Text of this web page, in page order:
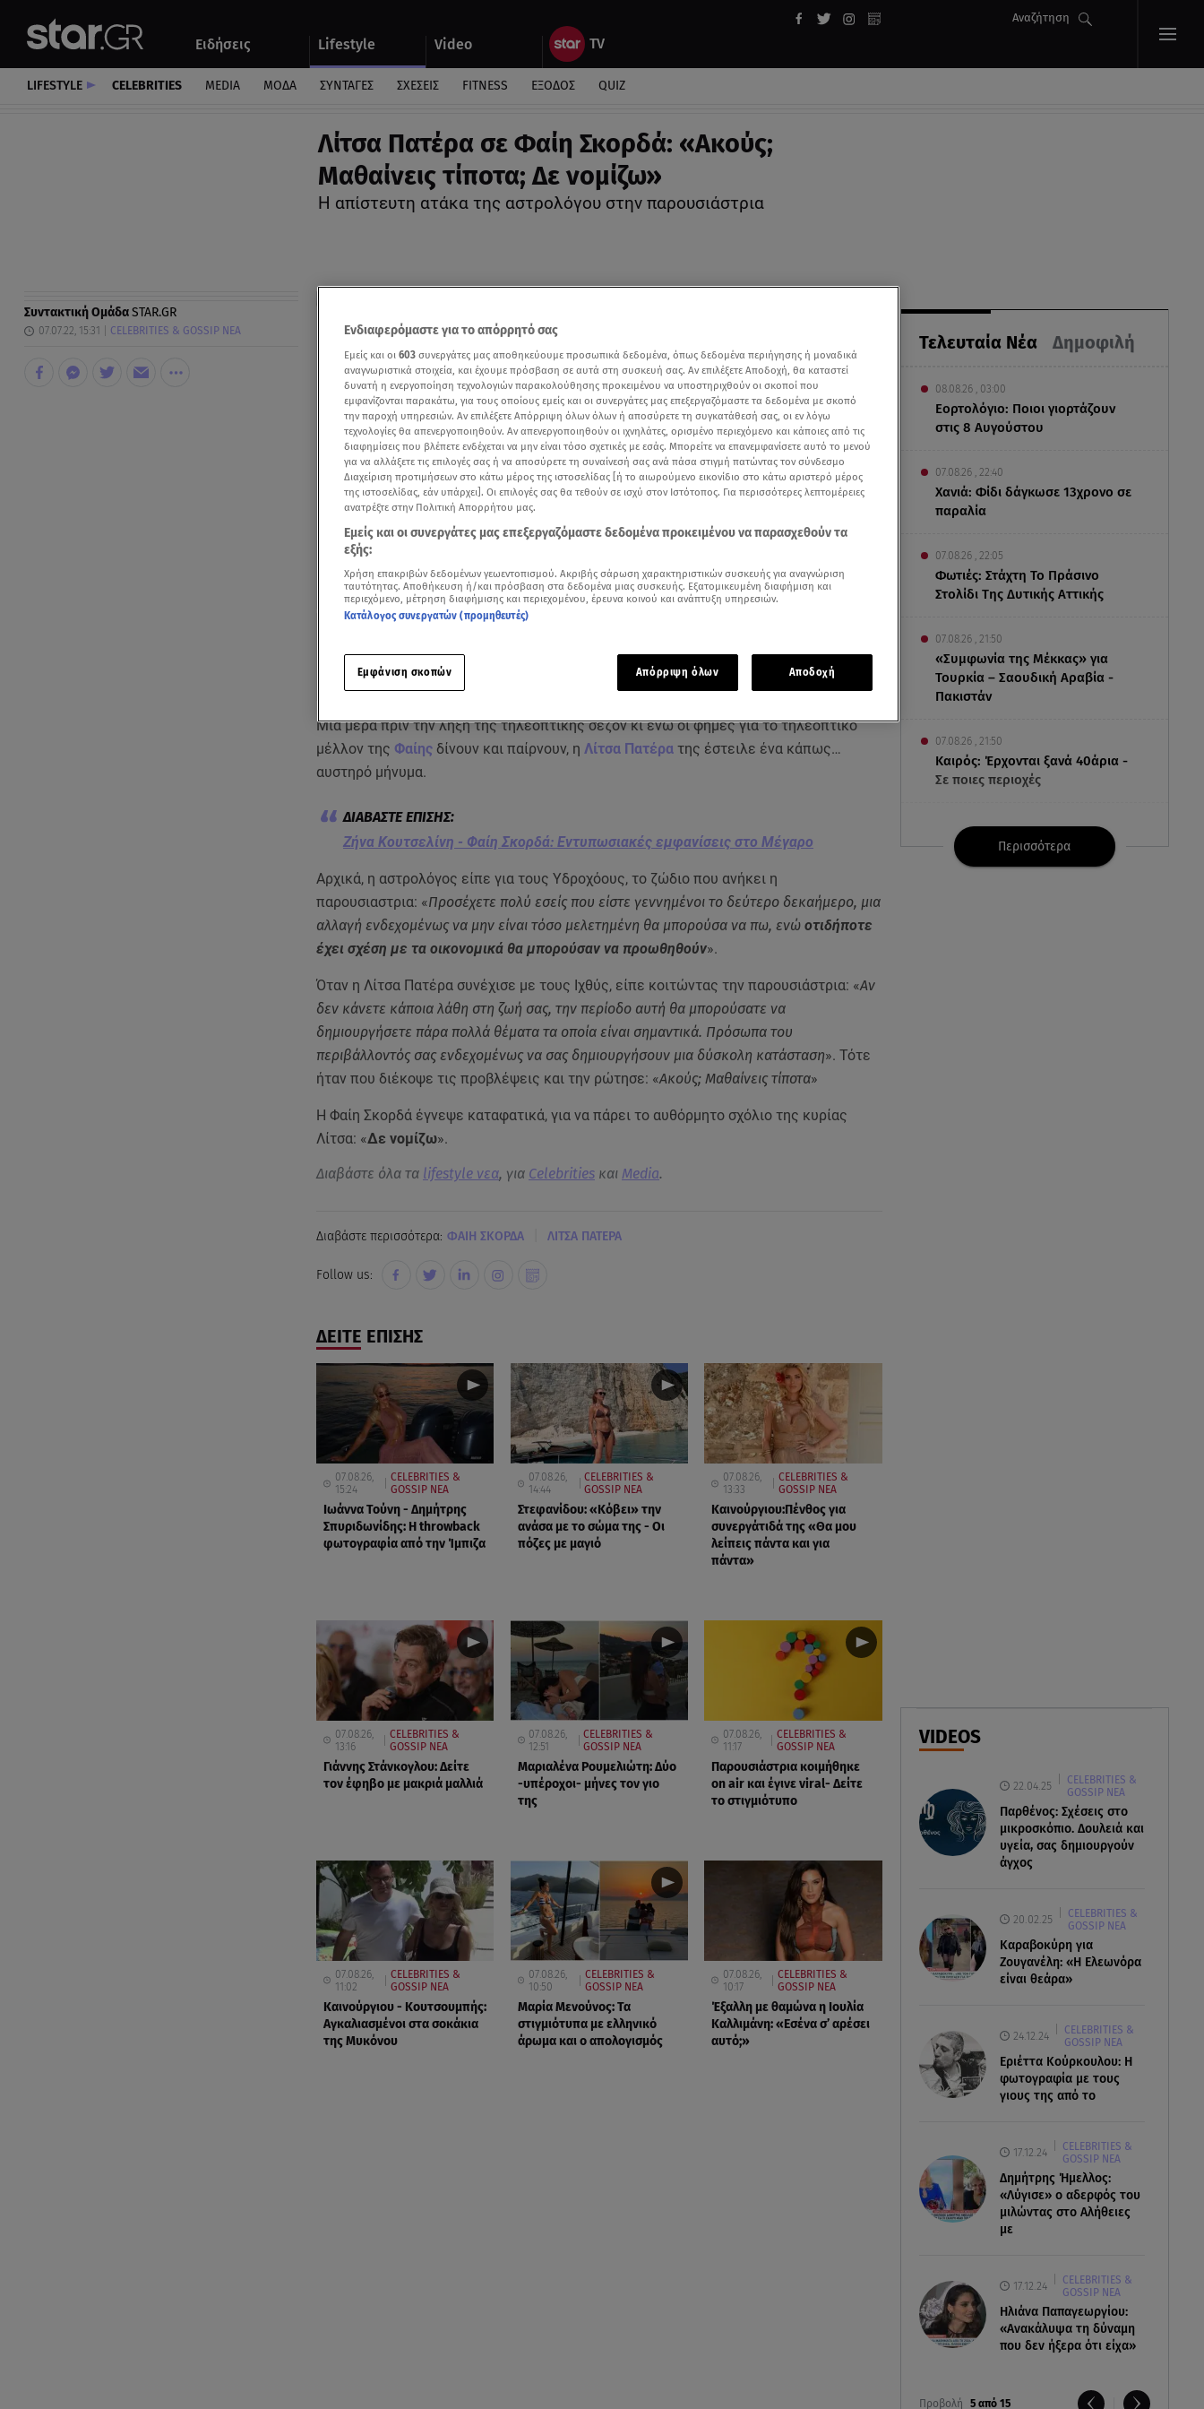
Ειδήσεις Lifestyle Video
Αναζήτηση
Αυτοκίνητο
LIFESTYLE CELEBRITIES MEDIA ΜΟΔΑ ΣΥΝΤΑΓΕΣ ΣΧΕΣΕΙΣ FITNESS ΕΞΟΔΟΣ QUIZ
Λίτσα Πατέρα σε Φαίη Σκορδά: «Ακούς;
Μαθαίνεις τίποτα; Δε νομίζω»
Η απίστευτη ατάκα της αστρολόγου στην παρουσιάστρια
Τελευταία Νέα Δημοφιλή
08.08.26 , 03:00
Εορτολόγιο: Ποιοι γιορτάζουν
στις 8 Αυγούστου
07.08.26 , 22:40
Χανιά: Φίδι δάγκωσε 13χρονο σε
παραλία
07.08.26 , 22:05
Φωτιές: Στάχτη Το Πράσινο
Στολίδι Της Δυτικής Αττικής
07.08.26 , 21:50
«Συμφωνία της Μέκκας» για
Τουρκία – Σαουδική Αραβία -
Πακιστάν
07.08.26 , 21:50
Καιρός: Έρχονται ξανά 40άρια -
Σε ποιες περιοχές
07.08.26 , 21:32
Κρήτη: Τουρίστας ρωτούσε
πόσο να πληρώσει για να
07.08.26 , 18:34
Έξοδος Αυγούστου: Στο 100% η
πληρότητα για Κυκλάδες
Περισσότερα
VIDEOS
22.04.25
CELEBRITIES &
GOSSIP ΝΕΑ
Παρθένος: Σχέσεις στο
μικροσκόπιο. Δουλειά και
υγεία, σας δημιουργούν
άγχος
20.02.25
CELEBRITIES &
GOSSIP ΝΕΑ
Καραβοκύρη για
Ζουγανέλη: «Η Ελεωνόρα
είναι θεάρα»
24.12.24
CELEBRITIES &
GOSSIP ΝΕΑ
Εριέττα Κούρκουλου: Η
φωτογραφία με τους
γιους της από το
17.12.24
CELEBRITIES &
GOSSIP ΝΕΑ
Δημήτρης Ήμελλος:
«Λύγισε» ο αδερφός του
μιλώντας στο Αλήθειες
με
17.12.24
CELEBRITIES &
GOSSIP ΝΕΑ
Ηλιάνα Παπαγεωργίου:
«Ανακάλυψα τη δύναμη
που δεν ήξερα ότι είχα»
Προβολή 5 από 15
Συντακτική ΟμάδαSTAR.GR
07.07.22, 15:31 CELEBRITIES & GOSSIP ΝΕΑ
Add star.gr on Google
Μια μέρα πριν την λήξη της τηλεοπτικής σεζόν κι ενώ οι φήμες για το τηλεοπτικό
μέλλον της Φαίηςδίνουν και παίρνουν, η Λίτσα Πατέρατης έστειλε ένα κάπως…
αυστηρό μήνυμα.
Ζήνα Κουτσελίνη - Φαίη Σκορδά: Εντυπωσιακές εμφανίσεις στο Μέγαρο
Αρχικά, η αστρολόγος είπε για τους Υδροχόους, το ζώδιο που ανήκει η
παρουσιαστρια: «Προσέχετε πολύ εσείς που είστε γεννημένοι το δεύτερο δεκαήμερο, μια
αλλαγή ενδεχομένως να μην είναι τόσο μελετημένη θα μπορούσα να πω, ενώ οτιδήποτε
έχει σχέση με τα οικονομικά θα μπορούσαν να προωθηθούν».
Όταν η Λίτσα Πατέρα συνέχισε με τους Ιχθύς, είπε κοιτώντας την παρουσιάστρια: «Αν
δεν κάνετε κάποια λάθη στη ζωή σας, την περίοδο αυτή θα μπορούσατε να
δημιουργήσετε πάρα πολλά θέματα τα οποία είναι σημαντικά. Πρόσωπα του
περιβάλλοντός σας ενδεχομένως να σας δημιουργήσουν μια δύσκολη κατάσταση». Τότε
ήταν που διέκοψε τις προβλέψεις και την ρώτησε: «Ακούς; Μαθαίνεις τίποτα»
Η Φαίη Σκορδά έγνεψε καταφατικά, για να πάρει το αυθόρμητο σχόλιο της κυρίας
Λίτσα: «Δε νομίζω».
Διαβάστε όλα τα lifestyle νεα, για Celebritiesκαι Media.
Διαβάστε περισσότερα: ΦΑΙΗ ΣΚΟΡΔΑ ΛΙΤΣΑ ΠΑΤΕΡΑ
Follow us:
ΔΕΙΤΕ ΕΠΙΣΗΣ
07.08.26,
15:24
CELEBRITIES &
GOSSIP ΝΕΑ
Ιωάννα Τούνη - Δημήτρης
Σπυριδωνίδης: Η throwback
φωτογραφία από την Ίμπιζα
07.08.26,
14:44
CELEBRITIES &
GOSSIP ΝΕΑ
Στεφανίδου: «Κόβει» την
ανάσα με το σώμα της - Οι
πόζες με μαγιό
07.08.26,
13:33
CELEBRITIES &
GOSSIP ΝΕΑ
Καινούργιου:Πένθος για
συνεργάτιδά της «Θα μου
λείπεις πάντα και για
πάντα»
07.08.26,
13:16
CELEBRITIES &
GOSSIP ΝΕΑ
Γιάννης Στάνκογλου: Δείτε
τον έφηβο με μακριά μαλλιά
07.08.26,
12:51
CELEBRITIES &
GOSSIP ΝΕΑ
Μαριαλένα Ρουμελιώτη: Δύο
-υπέροχοι- μήνες τον γιο
της
07.08.26,
11:17
CELEBRITIES &
GOSSIP ΝΕΑ
Παρουσιάστρια κοιμήθηκε
on air και έγινε viral- Δείτε
το στιγμιότυπο
07.08.26,
11:02
CELEBRITIES &
GOSSIP ΝΕΑ
Καινούργιου - Κουτσουμπής:
Αγκαλιασμένοι στα σοκάκια
της Μυκόνου
07.08.26,
10:50
CELEBRITIES &
GOSSIP ΝΕΑ
Μαρία Μενούνος: Τα
στιγμιότυπα με ελληνικό
άρωμα και ο απολογισμός
07.08.26,
10:17
CELEBRITIES &
GOSSIP ΝΕΑ
Έξαλλη με θαμώνα η Ιουλία
Καλλιμάνη: «Εσένα σ’ αρέσει
αυτό;»
Ενδιαφερόμαστε για το απόρρητό σας
Εμείς και οι 603 συνεργάτες μας αποθηκεύουμε προσωπικά δεδομένα, όπως δεδομένα περιήγησης ή μοναδικά
αναγνωριστικά στοιχεία, και έχουμε πρόσβαση σε αυτά στη συσκευή σας. Αν επιλέξετε Αποδοχή, θα καταστεί
δυνατή η ενεργοποίηση τεχνολογιών παρακολούθησης προκειμένου να υποστηριχθούν οι σκοποί που
εμφανίζονται παρακάτω, για τους οποίους εμείς και οι συνεργάτες μας επεξεργαζόμαστε τα δεδομένα με σκοπό
την παροχή υπηρεσιών. Αν επιλέξετε Απόρριψη όλων όλων ή αποσύρετε τη συγκατάθεσή σας, οι εν λόγω
τεχνολογίες θα απενεργοποιηθούν. Αν απενεργοποιηθούν οι ιχνηλάτες, ορισμένο περιεχόμενο και κάποιες από τις
διαφημίσεις που βλέπετε ενδέχεται να μην είναι τόσο σχετικές με εσάς. Μπορείτε να επανεμφανίσετε αυτό το μενού
για να αλλάξετε τις επιλογές σας ή να αποσύρετε τη συναίνεσή σας ανά πάσα στιγμή πατώντας τον σύνδεσμο
Διαχείριση προτιμήσεων στο κάτω μέρος της ιστοσελίδας [ή το αιωρούμενο εικονίδιο στο κάτω αριστερό μέρος
της ιστοσελίδας, εάν υπάρχει]. Οι επιλογές σας θα τεθούν σε ισχύ στον Ιστότοπος. Για περισσότερες λεπτομέρειες
ανατρέξτε στην Πολιτική Απορρήτου μας.
Εμείς και οι συνεργάτες μας επεξεργαζόμαστε δεδομένα προκειμένου να παρασχεθούν τα
εξής:
Χρήση επακριβών δεδομένων γεωεντοπισμού. Ακριβής σάρωση χαρακτηριστικών συσκευής για αναγνώριση
ταυτότητας. Αποθήκευση ή/και πρόσβαση στα δεδομένα μιας συσκευής. Εξατομικευμένη διαφήμιση και
περιεχόμενο, μέτρηση διαφήμισης και περιεχομένου, έρευνα κοινού και ανάπτυξη υπηρεσιών.
Κατάλογος συνεργατών (προμηθευτές)
Εμφάνιση σκοπών Απόρριψη όλων Αποδοχή